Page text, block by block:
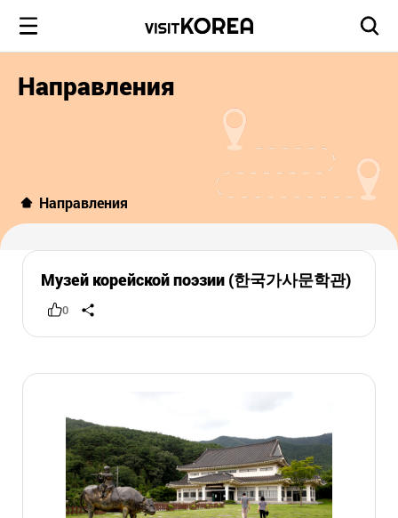
Направления
Направления
Музей корейской поэзии (한국가사문학관)
0